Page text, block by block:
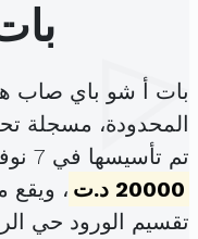
بات أ شو باي صاب
المحدودة، مسجلة
تم تأسيسها في 7 نوفمبر 2023 برأس مال قدره
20000 د.ت
تقسيم الورود حي